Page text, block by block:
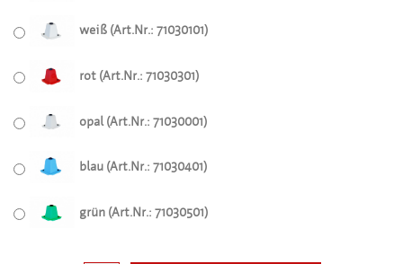
weiß (Art.Nr.: 71030101)
rot (Art.Nr.: 71030301)
opal (Art.Nr.: 71030001)
blau (Art.Nr.: 71030401)
grün (Art.Nr.: 71030501)